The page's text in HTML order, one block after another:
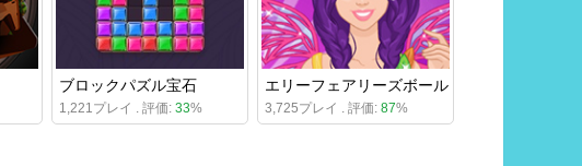
ブロックパズル宝石
1,221プレイ . 評価: 33%
エリーフェアリーズボール
3,725プレイ . 評価: 87%